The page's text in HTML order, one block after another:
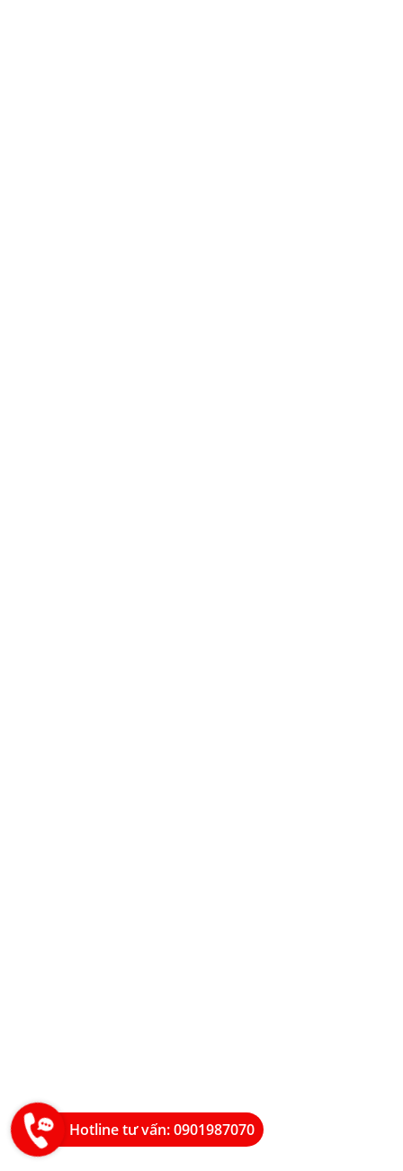
Hotline tư vấn: 0901987070